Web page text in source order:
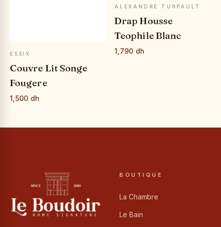
APERÇU RAPIDE
ESSIX
Couvre Lit Songe
Fougere
1,500 dh
APERÇU RAPIDE
ALEXANDRE TURPAULT
Drap Housse
Teophile Blanc
1,790 dh
BOUTIQUE
La Chambre
Le Bain